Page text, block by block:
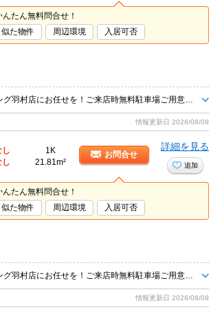
たん無料問合せ！
似た物件 周辺環境 入居可否
情報更新日 2026/08/09
し
し
1K
21.81m²
お問合せ
詳細を見る
追加
たん無料問合せ！
似た物件 周辺環境 入居可否
情報更新日 2026/08/09